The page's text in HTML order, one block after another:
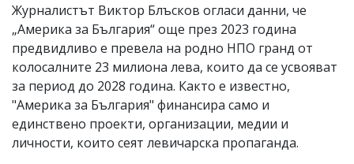
Журналистът Виктор Блъсков огласи данни, че
„Америка за България“ още през 2023 година
предвидливо е превела на родно НПО гранд от
колосалните 23 милиона лева, които да се усвояват
за период до 2028 година. Както е известно,
"Америка за България" финансира само и
единствено проекти, организации, медии и
личности, които сеят левичарска пропаганда.